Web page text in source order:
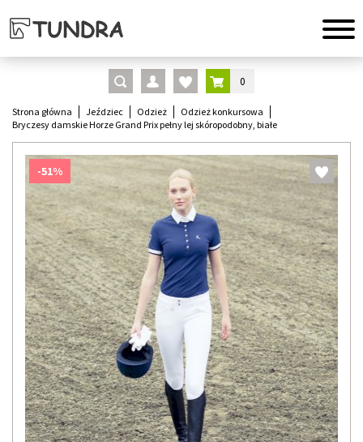
0
Strona główna Jeździec Odzież
Odzież konkursowa
Bryczesy damskie Horze Grand Prix pełny lej skóropodobny, białe
-51%